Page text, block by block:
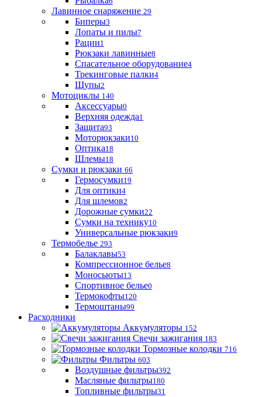
Лавинное снаряжение 29
Биперы3
Лопаты и пилы7
Рации1
Рюкзаки лавинные8
Спасательное оборудование4
Трекинговые палки4
Щупы2
Мотоциклы 140
Аксессуары0
Верхняя одежда1
Защита93
Моторюкзаки10
Оптика18
Шлемы18
Сумки и рюкзаки 66
Гермосумки19
Для оптики4
Для шлемов2
Дорожные сумки22
Сумки на технику10
Универсальные рюкзаки9
Термобелье 293
Балаклавы53
Компрессионное белье8
Моносьюты13
Спортивное белье0
Термокофты120
Термоштаны99
Расходники
Аккумуляторы 152
Свечи зажигания 183
Тормозные колодки 716
Фильтры 603
Воздушные фильтры392
Масляные фильтры180
Топливные фильтры31